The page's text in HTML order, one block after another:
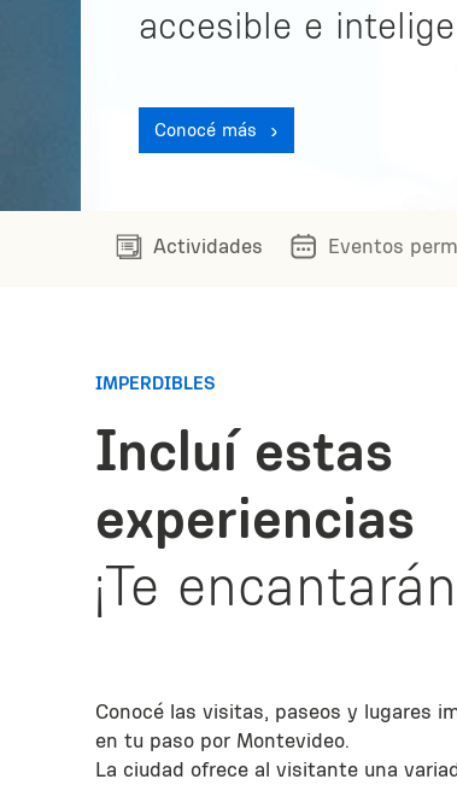
accesible e
Conocé más
Actividades Eventos
IMPERDIBLES
Incluí estas
experiencias
¡Te
Conocé las visitas, paseos y lugares
en tu paso por Montevideo.
La ciudad ofrece al visitante una